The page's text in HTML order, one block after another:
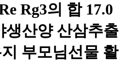
Rg3의 합 17.0
생산양 산삼추출
부모님선물 활